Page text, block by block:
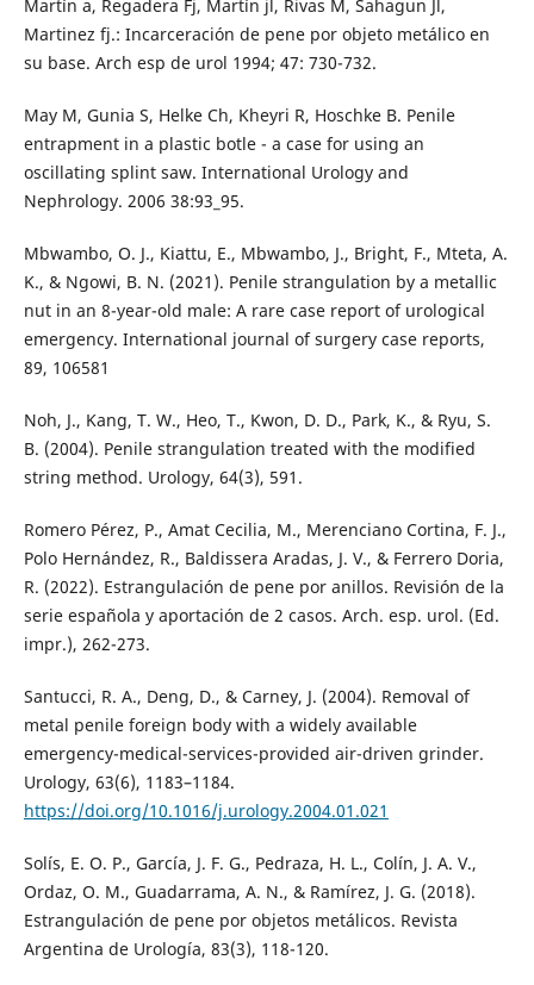
Martín a, Regadera Fj, Martín jl, Rivas M, Sahagun Jl,
Martinez fj.: Incarceración de pene por objeto metálico en
su base. Arch esp de urol 1994; 47: 730-732.
May M, Gunia S, Helke Ch, Kheyri R, Hoschke B. Penile
entrapment in a plastic botle - a case for using an
oscillating splint saw. International Urology and
Nephrology. 2006 38:93_95.
Mbwambo, O. J., Kiattu, E., Mbwambo, J., Bright, F., Mteta, A.
K., & Ngowi, B. N. (2021). Penile strangulation by a metallic
nut in an 8-year-old male: A rare case report of urological
emergency. International journal of surgery case reports,
89, 106581
Noh, J., Kang, T. W., Heo, T., Kwon, D. D., Park, K., & Ryu, S.
B. (2004). Penile strangulation treated with the modified
string method. Urology, 64(3), 591.
Romero Pérez, P., Amat Cecilia, M., Merenciano Cortina, F. J.,
Polo Hernández, R., Baldissera Aradas, J. V., & Ferrero Doria,
R. (2022). Estrangulación de pene por anillos. Revisión de la
serie española y aportación de 2 casos. Arch. esp. urol. (Ed.
impr.), 262-273.
Santucci, R. A., Deng, D., & Carney, J. (2004). Removal of
metal penile foreign body with a widely available
emergency-medical-services-provided air-driven grinder.
Urology, 63(6), 1183–1184.
https://doi.org/10.1016/j.urology.2004.01.021
Solís, E. O. P., García, J. F. G., Pedraza, H. L., Colín, J. A. V.,
Ordaz, O. M., Guadarrama, A. N., & Ramírez, J. G. (2018).
Estrangulación de pene por objetos metálicos. Revista
Argentina de Urología, 83(3), 118-120.